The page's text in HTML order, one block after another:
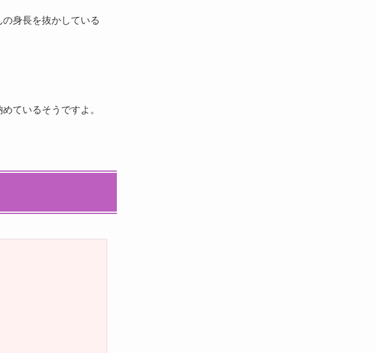
身長を抜かしている
ているそうですよ。